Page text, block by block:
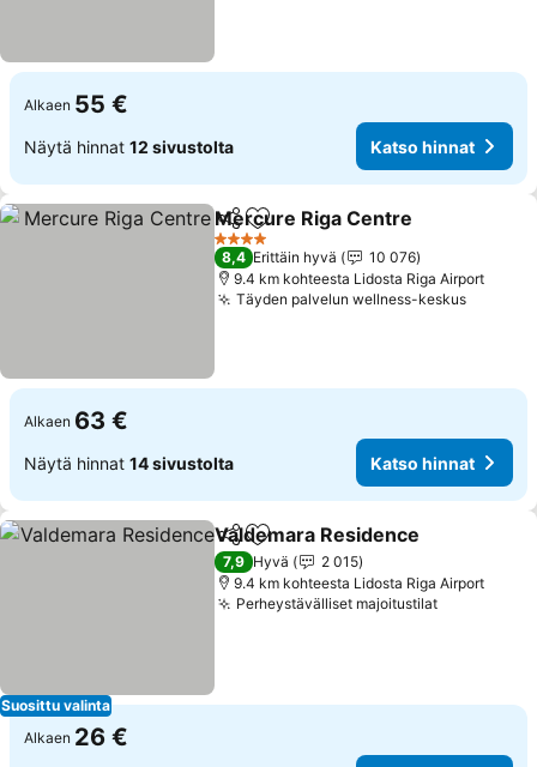
Alkaen 55 €
Näytä hinnat 12 sivustolta Katso hinnat
Jaa Lisää suosikkeihin
Mercure Riga Centre
4 Tähtiluokitus
8,4 Erittäin hyvä
10 076
9.4 km kohteesta Lidosta Riga Airport
Täyden palvelun wellness-keskusKatso
Alkaen 63 €
Näytä hinnat 14 sivustolta Katso hinnat
Suosittu valinta
Jaa Lisää suosikkeihin
Valdemara Residence
7,9 Hyvä
2 015
9.4 km kohteesta Lidosta Riga Airport
Perheystävälliset majoitustilatKatso
Alkaen 26 €